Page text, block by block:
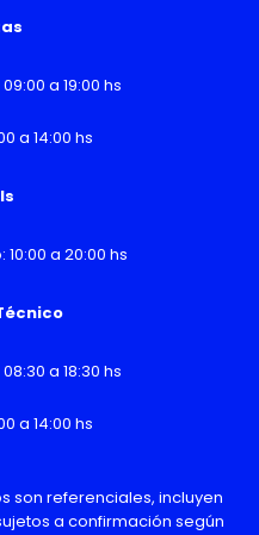
a 19:00 hs
a 14:00 hs
a 20:00 hs
a 18:30 hs
a 14:00 hs
son referenciales, incluyen
a confirmación según